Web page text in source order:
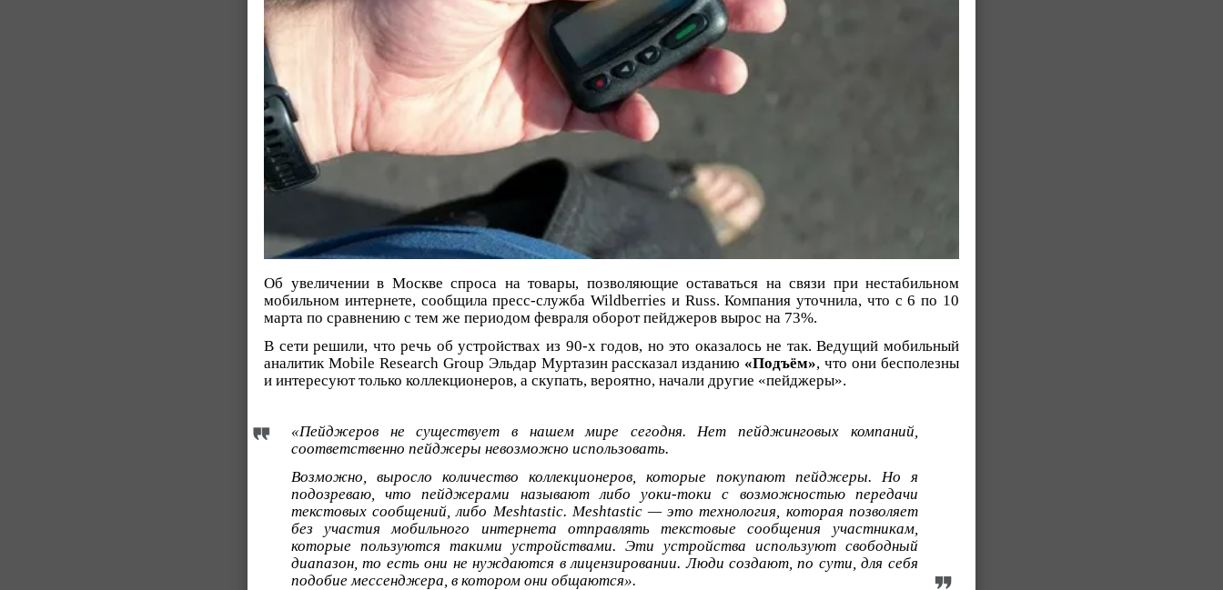
Об увеличении в Москве спроса на товары, позволяющие оставаться на связи при нестабильном
мобильном интернете, сообщила пресс-служба Wildberries и Russ. Компания уточнила, что с 6 по 10
марта по сравнению с тем же периодом февраля оборот пейджеров вырос на 73%.
В сети решили, что речь об устройствах из 90-х годов, но это оказалось не так. Ведущий мобильный
аналитик Mobile Research Group Эльдар Муртазин рассказал изданию «Подъём», что они бесполезны
и интересуют только коллекционеров, а скупать, вероятно, начали другие «пейджеры».
«Пейджеров не существует в нашем мире сегодня. Нет пейджинговых компаний,
соответственно пейджеры невозможно использовать.
Возможно, выросло количество коллекционеров, которые покупают пейджеры. Но я
подозреваю, что пейджерами называют либо уоки-токи с возможностью передачи
текстовых сообщений, либо Meshtastic. Meshtastic — это технология, которая позволяет
без участия мобильного интернета отправлять текстовые сообщения участникам,
которые пользуются такими устройствами. Эти устройства используют свободный
диапазон, то есть они не нуждаются в лицензировании. Люди создают, по сути, для себя
подобие мессенджера, в котором они общаются».